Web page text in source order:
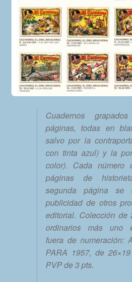
Cuadernos
páginas, todas en
salvo por la
con tinta azul) y la
color). Cada número
páginas de
segunda página se
publicidad de otros
editorial. Colección de
ordinarios más uno
fuera de numeración:
PARA 1957, de
PVP de 3 pts.